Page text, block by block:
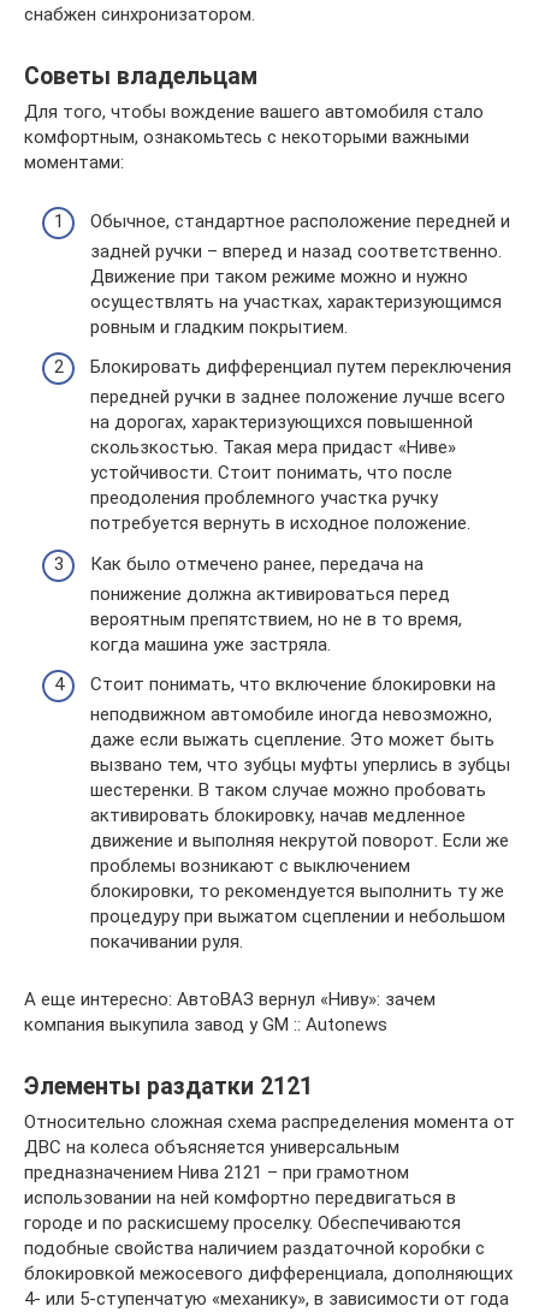
снабжен синхронизатором.
Советы владельцам
Для того, чтобы вождение вашего автомобиля стало
комфортным, ознакомьтесь с некоторыми важными
моментами:
Обычное, стандартное расположение передней и
задней ручки – вперед и назад соответственно.
Движение при таком режиме можно и нужно
осуществлять на участках, характеризующимся
ровным и гладким покрытием.
Блокировать дифференциал путем переключения
передней ручки в заднее положение лучше всего
на дорогах, характеризующихся повышенной
скользкостью. Такая мера придаст «Ниве»
устойчивости. Стоит понимать, что после
преодоления проблемного участка ручку
потребуется вернуть в исходное положение.
Как было отмечено ранее, передача на
понижение должна активироваться перед
вероятным препятствием, но не в то время,
когда машина уже застряла.
Стоит понимать, что включение блокировки на
неподвижном автомобиле иногда невозможно,
даже если выжать сцепление. Это может быть
вызвано тем, что зубцы муфты уперлись в зубцы
шестеренки. В таком случае можно пробовать
активировать блокировку, начав медленное
движение и выполняя некрутой поворот. Если же
проблемы возникают с выключением
блокировки, то рекомендуется выполнить ту же
процедуру при выжатом сцеплении и небольшом
покачивании руля.
А еще интересно: АвтоВАЗ вернул «Ниву»: зачем
компания выкупила завод у GM :: Autonews
Элементы раздатки 2121
Относительно сложная схема распределения момента от
ДВС на колеса объясняется универсальным
предназначением Нива 2121 – при грамотном
использовании на ней комфортно передвигаться в
городе и по раскисшему проселку. Обеспечиваются
подобные свойства наличием раздаточной коробки с
блокировкой межосевого дифференциала, дополняющих
4- или 5-ступенчатую «механику», в зависимости от года